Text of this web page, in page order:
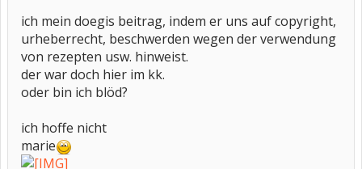
ich mein doegis beitrag, indem er uns auf copyright,
urheberrecht, beschwerden wegen der verwendung
von rezepten usw. hinweist.
der war doch hier im kk.
oder bin ich blöd?
ich hoffe nicht
marie